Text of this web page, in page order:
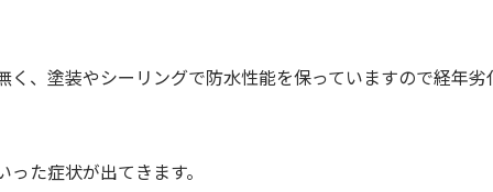
、 塗装やシーリングで防水性能を保っていますので経年劣
た症状が出てきます。